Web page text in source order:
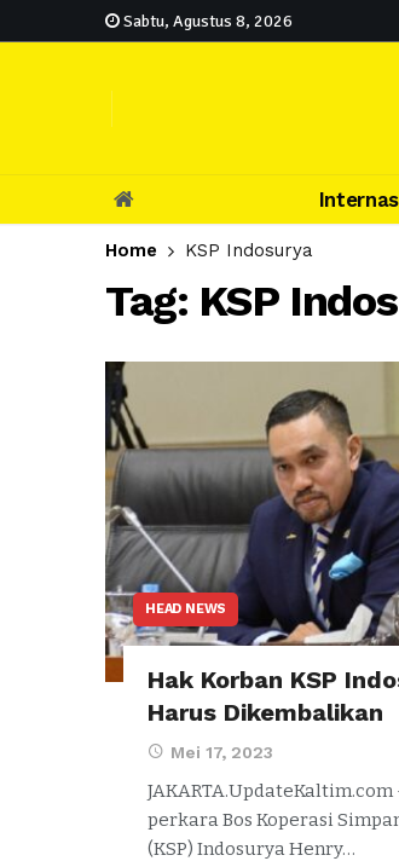
Sabtu, Agustus 8, 2026
Home KSP Indosurya
Tag: KSP
HEAD NEWS
Hak Korban KSP
Harus Dikembalikan
Mei 17, 2023
JAKARTA.UpdateKaltim.com
perkara Bos Koperasi
(KSP) Indosurya Henry…